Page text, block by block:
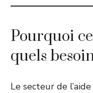
Pourquoi
quels
Le secteur de